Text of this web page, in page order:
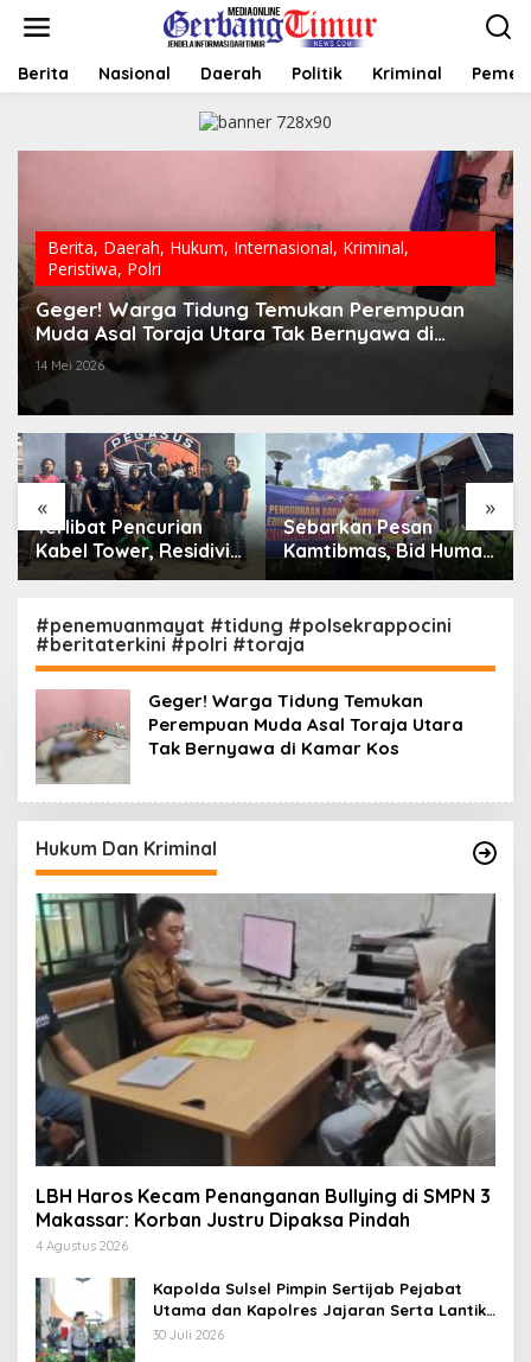
t
Berita Nasional Daerah Politik Kriminal
Berita, Daerah, Hukum, Internasional, Kriminal,
Peristiwa, Polri
Geger! Warga Tidung Temukan Perempuan
Muda Asal Toraja Utara Tak Bernyawa di
Kamar Kos
14 Mei 2026
« »
Sebarkan Pesan
Kamtibmas, Bid Humas
Polda Kaltim
Pemasangan Spanduk
serta Pembagian
Stiker
Hari Bhayangkara Jadi
Momentum Berbagi,
Polres Gowa Datangi
Membutuhkan
#penemuanmayat #tidung #polsekrappocini
#beritaterkini #polri #toraja
Geger! Warga Tidung Temukan
Perempuan Muda Asal Toraja Utara
Tak Bernyawa di Kamar Kos
Hukum Dan Kriminal
LBH Haros Kecam Penanganan Bullying di SMPN 3
Makassar: Korban Justru Dipaksa Pindah
4 Agustus 2026
Kapolda Sulsel Pimpin Sertijab Pejabat
Utama dan Kapolres Jajaran Serta Lantik
Karolog dan Kapolresta Gowa
30 Juli 2026